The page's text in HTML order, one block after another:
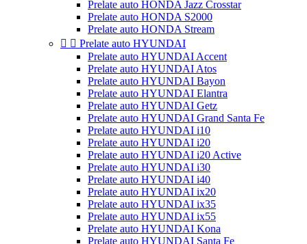
Prelate auto HONDA Jazz Crosstar
Prelate auto HONDA S2000
Prelate auto HONDA Stream
  Prelate auto HYUNDAI
Prelate auto HYUNDAI Accent
Prelate auto HYUNDAI Atos
Prelate auto HYUNDAI Bayon
Prelate auto HYUNDAI Elantra
Prelate auto HYUNDAI Getz
Prelate auto HYUNDAI Grand Santa Fe
Prelate auto HYUNDAI i10
Prelate auto HYUNDAI i20
Prelate auto HYUNDAI i20 Active
Prelate auto HYUNDAI i30
Prelate auto HYUNDAI i40
Prelate auto HYUNDAI ix20
Prelate auto HYUNDAI ix35
Prelate auto HYUNDAI ix55
Prelate auto HYUNDAI Kona
Prelate auto HYUNDAI Santa Fe